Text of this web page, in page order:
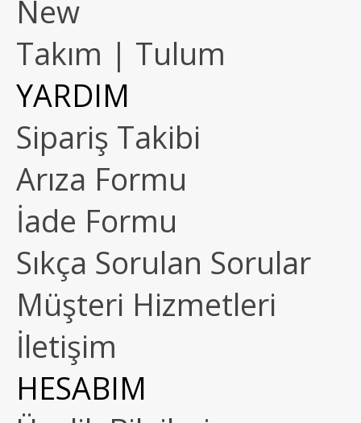
New
Takım | Tulum
YARDIM
Sipariş Takibi
Arıza Formu
İade Formu
Sıkça Sorulan Sorular
Müşteri Hizmetleri
İletişim
HESABIM